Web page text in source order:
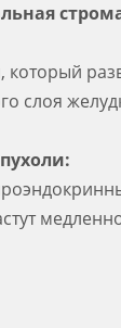
который
слоя